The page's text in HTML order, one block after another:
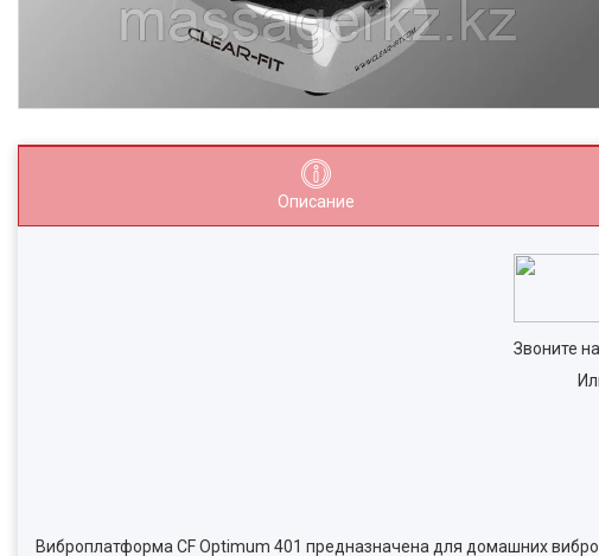
Описание
Звоните
Виброплатформа CF Optimum 401 предназначена для домашних